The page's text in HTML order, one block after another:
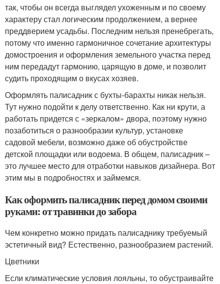
так, чтобы он всегда выглядел ухоженным и по своему
характеру стал логическим продолжением, а вернее
преддверием усадьбы. Последним нельзя пренебрегать,
потому что именно гармоничное сочетание архитектуры
домостроения и оформления земельного участка перед
ним передадут гармонию, царящую в доме, и позволит
судить проходящим о вкусах хозяев.
Оформлять палисадник с бухты-барахты никак нельзя.
Тут нужно подойти к делу ответственно. Как ни крути, а
работать придется с «зеркалом» двора, поэтому нужно
позаботиться о разнообразии культур, установке
садовой мебели, возможно даже об обустройстве
детской площадки или водоема. В общем, палисадник –
это лучшее место для отработки навыков дизайнера. Вот
этим мы в подробностях и займемся.
Как оформить палисадник перед домом своими
руками: от травинки до забора
Чем конкретно можно придать палисаднику требуемый
эстетичный вид? Естественно, разнообразием растений.
Цветники
Если климатические условия лояльны, то обустраивайте